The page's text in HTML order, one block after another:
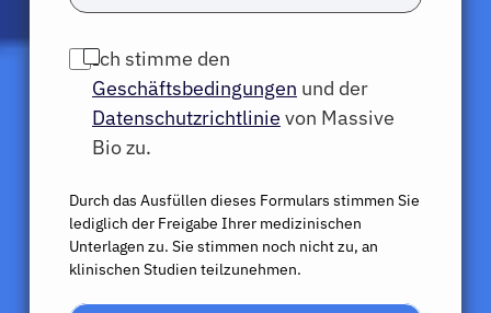
Ich stimme den
Geschäftsbedingungen und der
Datenschutzrichtlinie von Massive
Bio zu.
Durch das Ausfüllen dieses Formulars stimmen Sie
lediglich der Freigabe Ihrer medizinischen
Unterlagen zu. Sie stimmen noch nicht zu, an
klinischen Studien teilzunehmen.